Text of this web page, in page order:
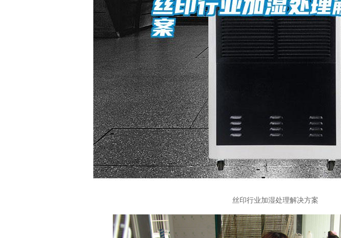
丝印行业加湿处理解决方案